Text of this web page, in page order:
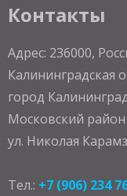
Контакты
Адрес: 236000,
Калининградская
город
Московский район
ул. Николая
Тел.: +7 (906) 234